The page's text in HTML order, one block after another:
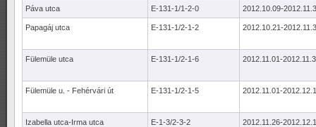
Páva utca E-131-1/1-2-0 2012.10.09-
Papagáj utca E-131-1/2-1-2 2012.10.21-
Fülemüle utca E-131-1/2-1-6 2012.11.01-
Fülemüle u. - Fehérvári út E-131-1/2-1-5 2012.11.01-
Izabella utca-Irma utca E-1-3/2-3-2 2012.11.26-